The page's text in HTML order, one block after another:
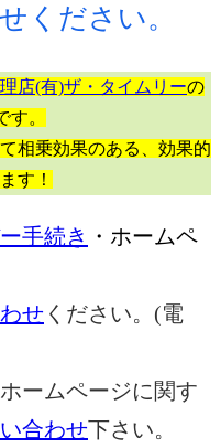
ください。
店(有)ザ・タイムリーの
。
相乗効果のある、効果的
す！
手続き ・ホームペ
せ ください。(電
ームページに関す
合わせ下さい。